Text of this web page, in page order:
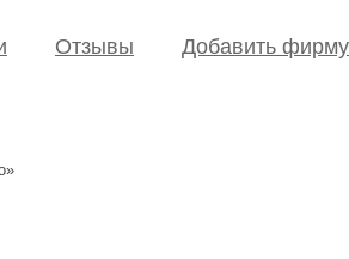
Отзывы Добавить фирму